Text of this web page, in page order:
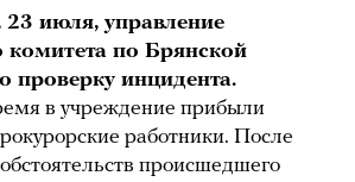
23 июля, управление
комитета по Брянской
проверку инцидента.
в учреждение прибыли
работники. После
происшедшего